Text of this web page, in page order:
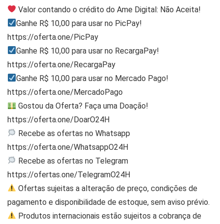
Valor contando o crédito do Ame Digital: Não Aceita!
Ganhe R$ 10,00 para usar no PicPay!
https://oferta.one/PicPay
Ganhe R$ 10,00 para usar no RecargaPay!
https://oferta.one/RecargaPay
Ganhe R$ 10,00 para usar no Mercado Pago!
https://oferta.one/MercadoPago
Gostou da Oferta? Faça uma Doação!
https://oferta.one/DoarO24H
Recebe as ofertas no Whatsapp
https://oferta.one/WhatsappO24H
Recebe as ofertas no Telegram
https://ofertas.one/TelegramO24H
Ofertas sujeitas a alteração de preço, condições de
pagamento e disponibilidade de estoque, sem aviso prévio.
Produtos internacionais estão sujeitos a cobrança de